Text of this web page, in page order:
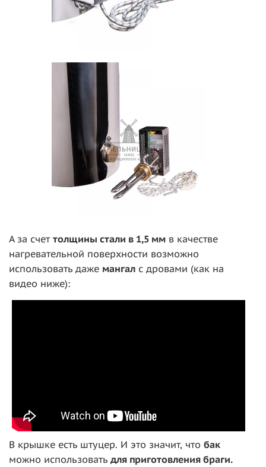
А за счет толщины стали в 1,5 мм в качестве
нагревательной поверхности возможно
использовать даже мангал с дровами (как на
видео ниже):
В крышке есть штуцер. И это значит, что бак
можно использовать для приготовления браги.